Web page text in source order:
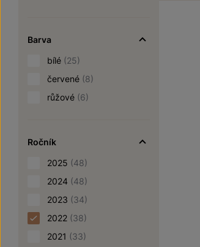
Barva
bílé (25)
červené (8)
růžové (6)
Ročník
2025 (48)
2024 (48)
2023 (34)
2022 (38)
2021 (33)